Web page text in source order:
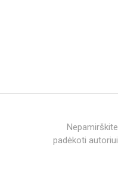
Nepamirškite
padėkoti autoriui